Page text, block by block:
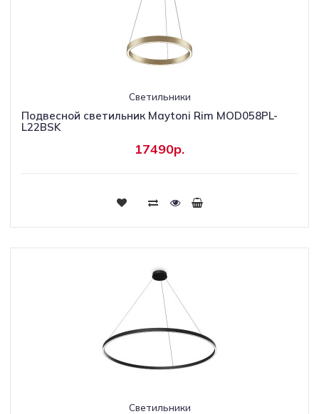
Светильники
Подвесной светильник Maytoni Rim MOD058PL-
L22BSK
17490р.
Светильники